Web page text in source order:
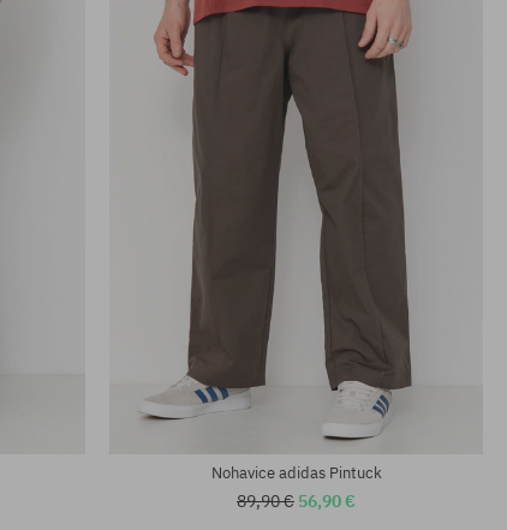
Dostupné veľkosti:
Nohavice adidas Pintuck
89,90 € 56,90 €